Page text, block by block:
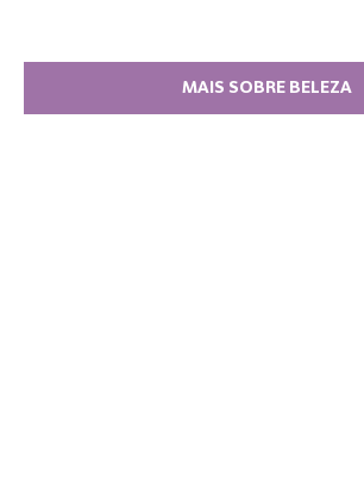
MAIS SOBRE BELEZA